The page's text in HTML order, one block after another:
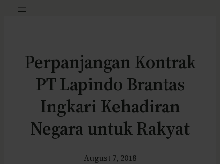
Perpanjangan Kontrak
PT Lapindo Brantas
Ingkari Kehadiran
Negara untuk Rakyat
August 7, 2018